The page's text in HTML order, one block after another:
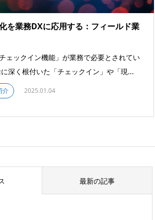
を業務DXに応用する：フィールド業
ェックイン機能」が業務で必要とされてい
深く根付いた「チェックイン」や「現...
介 2025.01.04
最新の記事